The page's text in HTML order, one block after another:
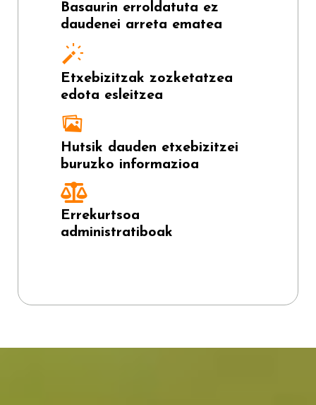
Basaurin erroldatuta ez
daudenei arreta ematea
Etxebizitzak zozketatzea
edota esleitzea
Hutsik dauden etxebizitzei
buruzko informazioa
Errekurtsoa
administratiboak